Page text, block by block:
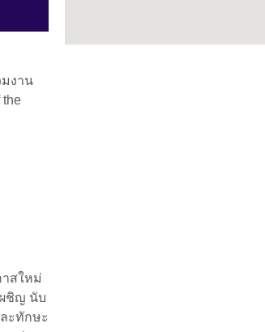
งาน
the
าสใหม่
ชิญ นับ
ะทักษะ